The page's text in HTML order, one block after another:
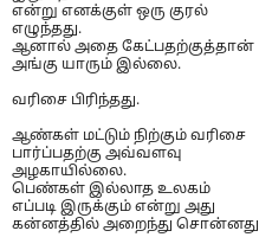
என்று எனக்குள் ஒரு குரல்
எழுந்தது.
ஆனால் அதை கேட்பதற்குத்தான்
அங்கு யாரும் இல்லை.
வரிசை பிரிந்தது.
ஆண்கள் மட்டும் நிற்கும் வரிசை
பார்ப்பதற்கு அவ்வளவு
அழகாயில்லை.
பெண்கள் இல்லாத உலகம்
எப்படி இருக்கும் என்று அது
கன்னத்தில் அறைந்து சொன்னது